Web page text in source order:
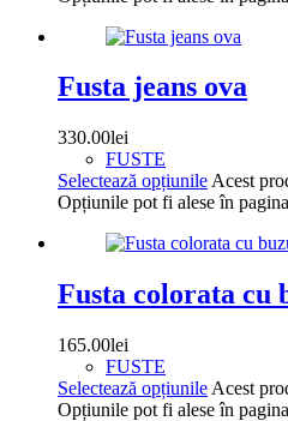
Fusta jeans ova
330.00lei
FUSTE
Selectează opțiunile Acest
Opțiunile pot fi alese în
Fusta colorata cu
165.00lei
FUSTE
Selectează opțiunile Acest
Opțiunile pot fi alese în